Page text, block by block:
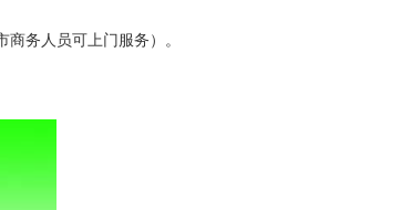
务人员可上门服务）。